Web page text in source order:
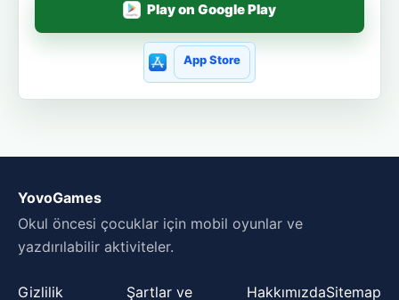
Play on Google Play
App Store
YovoGames
Okul öncesi çocuklar için mobil oyunlar ve
yazdırılabilir aktiviteler.
Gizlilik Şartlar ve HakkımızdaSitemap